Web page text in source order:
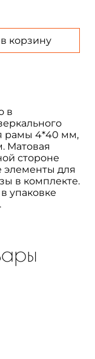
корзину
в
рамы 4*40 мм,
Матовая
стороне
для
в комплекте.
упаковке